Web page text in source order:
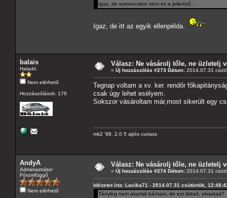
Igaz, de szerencsére nem ez a jellemző...
Igaz, de itt az egyik ellenpélda.
balais
Haladó
Nem elérhető
Hozzászólások: 176
Válasz: Ne vásárolj tőle, ne üzletelj
« Új hozzászólás #273 Dátum: 2014.07.31
Tegnap voltam a xv. ker. rendőr
csak úgy lehet esélyem.
Sokszor vásároltam már,most sikerült egy
mk2 '98. 2.0 5 ajtós cuirass
AndyA
Adminisztrátor
Fórumfüggő
Nem elérhető
Válasz: Ne vásárolj tőle, ne üzletelj
« Új hozzászólás #274 Dátum: 2014.07.31
Idézetet írta: Lacika71 - 2014.07.31 csütörtök,
Tényleg nem akarlak bántani, de ezt láttad, olvastad?